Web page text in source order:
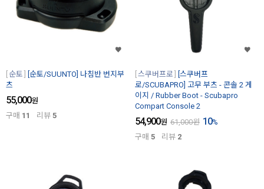
순토
[순토/SUUNTO] 나침반 번지부
츠
55,000원
구매 11 리뷰 5
스쿠버프로
[스쿠버프
로/SCUBAPRO] 고무 부츠 - 콘솔 2 게
이지 / Rubber Boot - Scubapro
Compart Console 2
54,900원 61,000원 10%
구매 5 리뷰 2